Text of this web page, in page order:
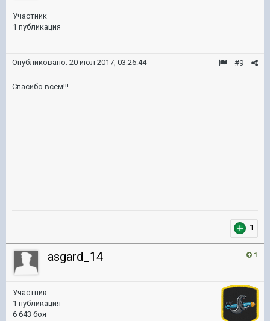
Участник
1 публикация
#9
Опубликовано: 20 июл 2017, 03:26:44
Спасибо всем!!!
1
1
asgard_14
Участник
1 публикация
6 643 боя